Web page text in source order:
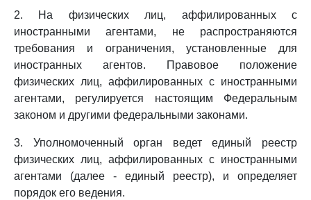
2. На физических лиц, аффилированных с
иностранными агентами, не распространяются
требования и ограничения, установленные для
иностранных агентов. Правовое положение
физических лиц, аффилированных с иностранными
агентами, регулируется настоящим Федеральным
законом и другими федеральными законами.
3. Уполномоченный орган ведет единый реестр
физических лиц, аффилированных с иностранными
агентами (далее - единый реестр), и определяет
порядок его ведения.